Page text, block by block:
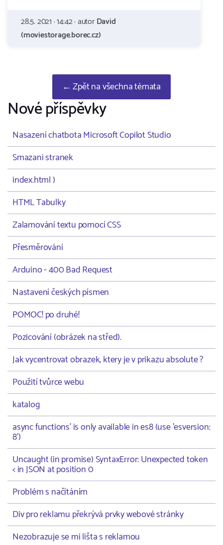
28.5. 2021 · 14:42 · autorDavid
(moviestorage.borec.cz)
← Zpět na všechna témata
Nové příspěvky
Nasazení chatbota Microsoft Copilot Studio
Smazani stranek
index.html )
HTML Tabulky
Zalamování textu pomocí CSS
Přesměrování
Arduino - 400 Bad Request
Nastavení českých písmen
POMOC! po druhé!
Pozicování (obrázek na střed).
Jak vycentrovat obrazek, ktery je v prikazu absolute ?
Použití tvůrce webu
katalog
async functions' is only available in es8 (use 'esversion:
8')
Uncaught (in promise) SyntaxError: Unexpected token
< in JSON at position 0
Problém s načítáním
Div pro reklamu překrývá prvky webové stránky
Nezobrazuje se mi lišta s reklamou